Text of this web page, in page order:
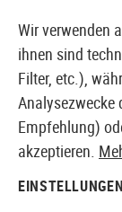
Wir verwenden
ihnen sind
Filter, etc.),
Analysezwecke
Empfehlung)
akzeptieren.
EINSTELLUNGEN